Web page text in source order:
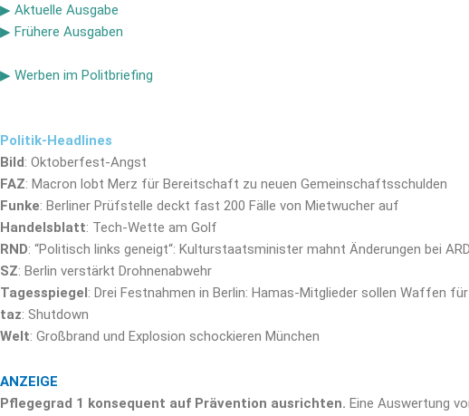
▶ Aktuelle Ausgabe
▶ Frühere Ausgaben
▶ Werben im Politbriefing
Politik-Headlines
Bild: Oktoberfest-Angst
FAZ: Macron lobt Merz für Bereitschaft zu neuen Gemeinschaftsschulden
Funke: Berliner Prüfstelle deckt fast 200 Fälle von Mietwucher auf
Handelsblatt: Tech-Wette am Golf
RND: “Politisch links geneigt“: Kulturstaatsminister mahnt Änderungen bei
SZ: Berlin verstärkt Drohnenabwehr
Tagesspiegel: Drei Festnahmen in Berlin: Hamas-Mitglieder sollen Waffen
taz: Shutdown
Welt: Großbrand und Explosion schockieren München
ANZEIGE
Pflegegrad 1 konsequent auf Prävention ausrichten. Eine Auswertung